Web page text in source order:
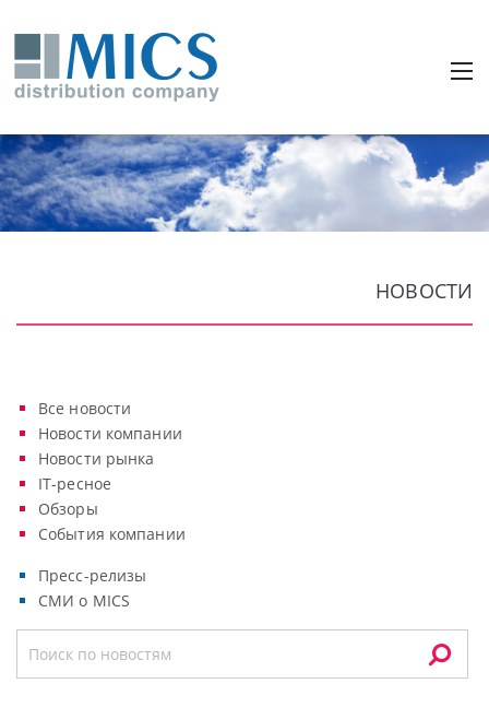
НОВОСТИ
Все новости
Новости компании
Новости рынка
IT-ресное
Обзоры
События компании
Пресс-релизы
СМИ о MICS